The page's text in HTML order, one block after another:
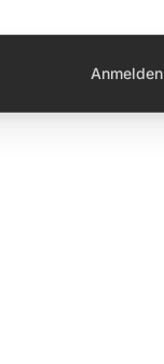
Anmelden